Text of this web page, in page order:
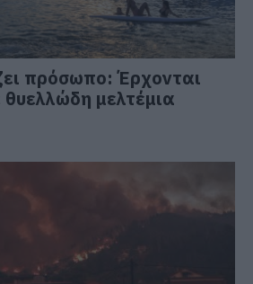
πρόσωπο: Έρχονται
μελτέμια